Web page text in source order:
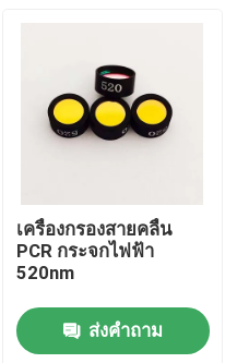
เครื่องกรองสายคลื่น
PCR กระจกไฟฟ้า
520nm
ส่งคำถาม